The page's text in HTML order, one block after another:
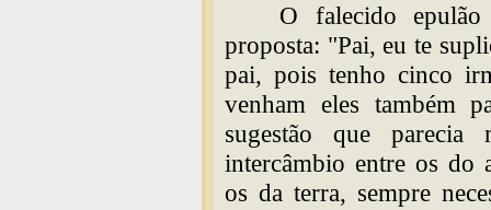
O falecido
proposta: "Pai, eu te
pai, pois tenho cinco
venham eles também
sugestão que parecia
intercâmbio entre os do
os da terra, sempre